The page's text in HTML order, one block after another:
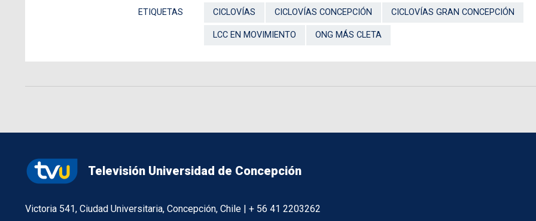
ETIQUETAS CICLOVÍAS CICLOVÍAS CONCEPCIÓN CICLOVÍAS GRAN CONCEPCIÓN
LCC EN MOVIMIENTO ONG MÁS CLETA
Televisión Universidad de Concepción
Victoria 541, Ciudad Universitaria, Concepción, Chile | + 56 41 2203262